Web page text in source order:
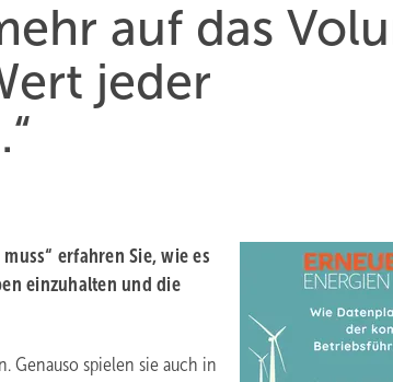
auf das
jeder
erfahren Sie, wie es
einzuhalten und die
Genauso spielen sie auch in